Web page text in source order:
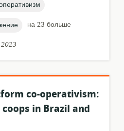
на 23 больше
co-operativism:
in Brazil and